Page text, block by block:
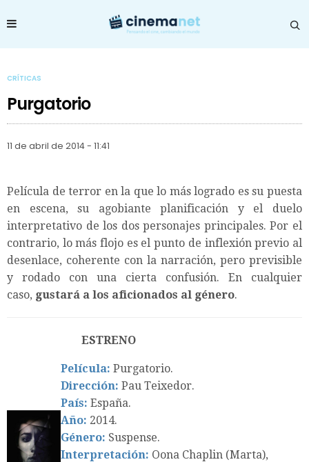
CRÍTICAS
Purgatorio
11 de abril de 2014 - 11:41
Película de terror en la que lo más logrado es su puesta
en escena, su agobiante planificación y el duelo
interpretativo de los dos personajes principales. Por el
contrario, lo más flojo es el punto de inflexión previo al
desenlace, coherente con la narración, pero previsible
y rodado con una cierta confusión.
En cualquier
caso, gustará a los aficionados al género.
ESTRENO
Película: Purgatorio.
Dirección: Pau Teixedor.
País: España.
Año: 2014.
Género: Suspense.
Interpretación: Oona Chaplin (Marta),